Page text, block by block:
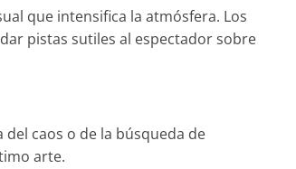
que intensifica la atmósfera. Los
pistas sutiles al espectador sobre
caos o de la búsqueda de
arte.